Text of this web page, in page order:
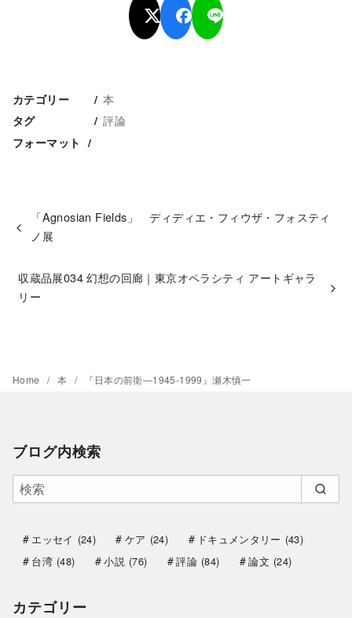
カテゴリー 本
タグ 評論
フォーマット
「Agnosian Fields」 ディディエ・フィウザ・フォスティ
ノ展
収蔵品展034 幻想の回廊｜東京オペラシティ アートギャラ
リー
Home 本 『日本の前衛―1945‐1999』瀬木慎一
ブログ内検索
エッセイ (24) ケア (24) ドキュメンタリー (43)
台湾 (48) 小説 (76) 評論 (84) 論文 (24)
カテゴリー